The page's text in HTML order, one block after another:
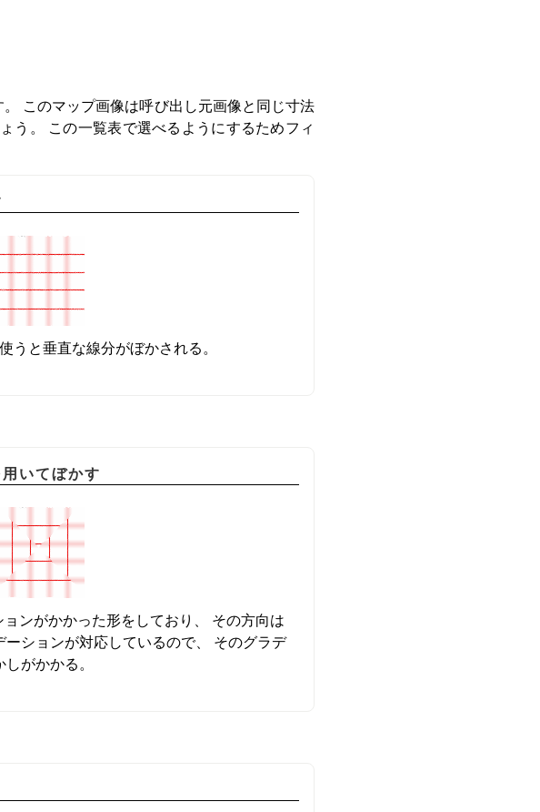
このマップ画像は呼び出し元画像と同じ寸法
う。 この一覧表で選べるようにするためフィ
と垂直な線分がぼかされる。
いてぼかす
ンがかかった形をしており、 その方向は
ションが対応しているので、 そのグラデ
がかかる。